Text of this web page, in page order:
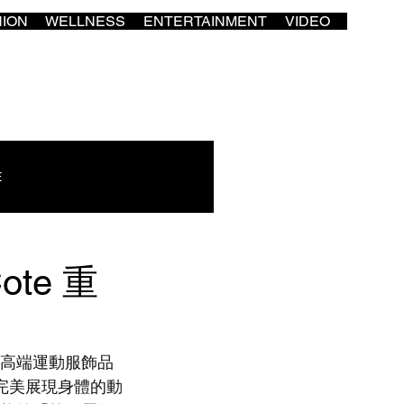
WELLNESS ENTERTAINMENT VIDEO
重
端運動服飾品
美展現身體的動